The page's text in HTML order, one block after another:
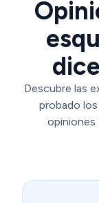
Descubre las
probado
opiniones